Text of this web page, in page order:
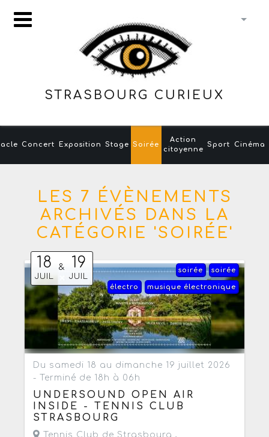
STRASBOURG CURIEUX
Concert Exposition Stage Soirée
Action
citoyenne
Sport Cinéma
LES 7 ÉVÈNEMENTS
ARCHIVÉS DANS LA
CATÉGORIE 'SOIRÉE'
18
JUIL
& 19
JUIL
soirée
soirée
musique électronique
électro
Du samedi 18 au dimanche 19 juillet 2026
- Terminé de 18h à 06h
UNDERSOUND OPEN AIR
INSIDE - TENNIS CLUB
STRASBOURG
Tennis Club de Strasbourg ,